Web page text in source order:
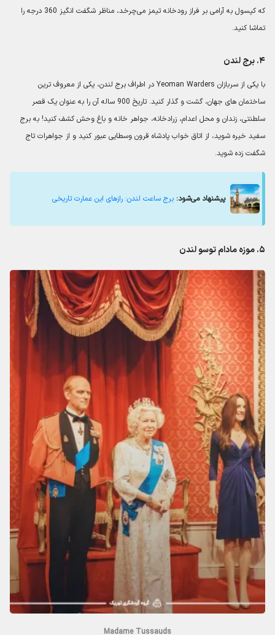
که کپسول به آرامی بر فراز رودخانه تیمز می‌چرخد، مناظر شگفت انگیز 360 درجه را
تماشا کنید.
۴. برج لندن
با یکی از سربازان Yeoman Warders در اطراف برج لندن، یکی از معروف ترین
ساختمان های جهان، گشت و گذار کنید. تاریخ 900 ساله آن را به عنوان یک قصر
سلطنتی، زندان و محل اعدام، زرادخانه، جواهر خانه و باغ وحش کشف کنید! به برج
سفید خیره شوید، از اتاق خواب پادشاه قرون وسطایی عبور کنید و از جواهرات تاج
شگفت زده شوید.
پیشنهاد می‌شود: برج ساعت لندن: رازهای این عمارت تاریخی
۵. موزه مادام توسو لندن
Madame Tussauds